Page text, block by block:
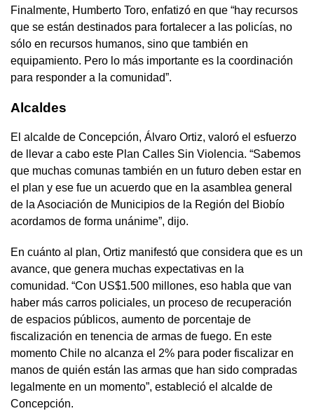
Finalmente, Humberto Toro, enfatizó en que “hay recursos
que se están destinados para fortalecer a las policías, no
sólo en recursos humanos, sino que también en
equipamiento. Pero lo más importante es la coordinación
para responder a la comunidad”.
Alcaldes
El alcalde de Concepción, Álvaro Ortiz, valoró el esfuerzo
de llevar a cabo este Plan Calles Sin Violencia. “Sabemos
que muchas comunas también en un futuro deben estar en
el plan y ese fue un acuerdo que en la asamblea general
de la Asociación de Municipios de la Región del Biobío
acordamos de forma unánime”, dijo.
En cuánto al plan, Ortiz manifestó que considera que es un
avance, que genera muchas expectativas en la
comunidad. “Con US$1.500 millones, eso habla que van
haber más carros policiales, un proceso de recuperación
de espacios públicos, aumento de porcentaje de
fiscalización en tenencia de armas de fuego. En este
momento Chile no alcanza el 2% para poder fiscalizar en
manos de quién están las armas que han sido compradas
legalmente en un momento”, estableció el alcalde de
Concepción.